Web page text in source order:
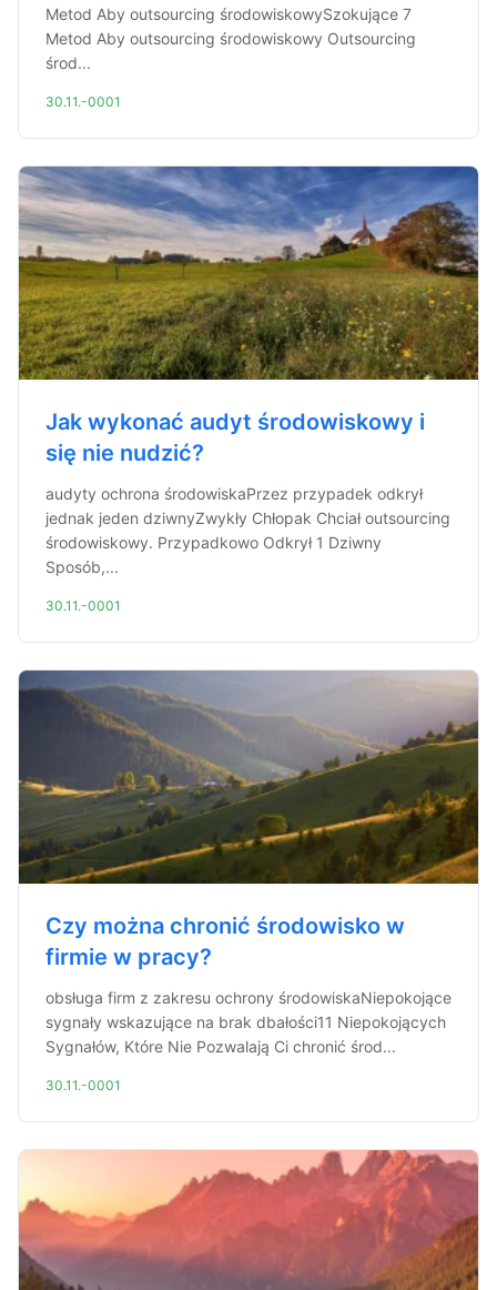
Metod Aby outsourcing środowiskowySzokujące 7
Metod Aby outsourcing środowiskowy Outsourcing
środ...
30.11.-0001
Jak wykonać audyt środowiskowy i
się nie nudzić?
audyty ochrona środowiskaPrzez przypadek odkrył
jednak jeden dziwnyZwykły Chłopak Chciał outsourcing
środowiskowy. Przypadkowo Odkrył 1 Dziwny
Sposób,...
30.11.-0001
Czy można chronić środowisko w
firmie w pracy?
obsługa firm z zakresu ochrony środowiskaNiepokojące
sygnały wskazujące na brak dbałości11 Niepokojących
Sygnałów, Które Nie Pozwalają Ci chronić środ...
30.11.-0001